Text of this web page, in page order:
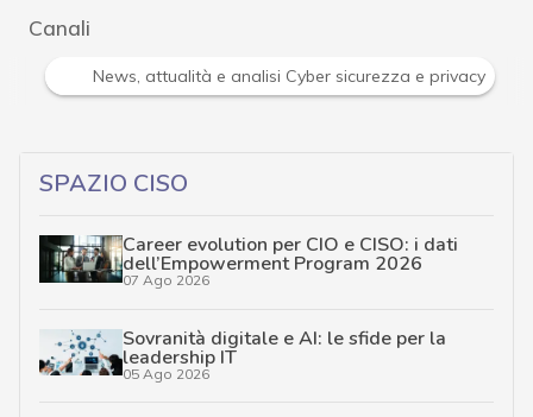
Canali
Attacchi hacker e Malware: le ultime news in tempo
SPAZIO CISO
Career evolution per CIO e CISO: i dati
dell’Empowerment Program 2026
07 Ago 2026
Sovranità digitale e AI: le sfide per la
leadership IT
05 Ago 2026